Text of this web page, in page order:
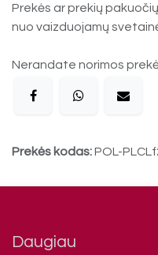
Prekės ar prekių
nuo vaizduojamų
Nerandate norimos
Prekės kodas:POL-
Daugiau